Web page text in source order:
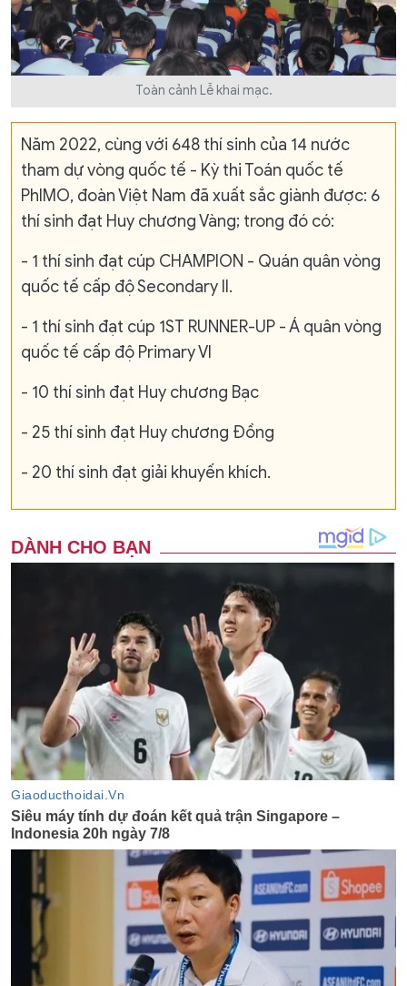
Toàn cảnh Lễ khai mạc.
Năm 2022, cùng với 648 thí sinh của 14 nước
tham dự vòng quốc tế - Kỳ thi Toán quốc tế
PhIMO, đoàn Việt Nam đã xuất sắc giành được: 6
thí sinh đạt Huy chương Vàng; trong đó có:
- 1 thí sinh đạt cúp CHAMPION - Quán quân vòng
quốc tế cấp độ Secondary II.
- 1 thí sinh đạt cúp 1ST RUNNER-UP - Á quân vòng
quốc tế cấp độ Primary VI
- 10 thí sinh đạt Huy chương Bạc
- 25 thí sinh đạt Huy chương Đồng
- 20 thí sinh đạt giải khuyến khích.